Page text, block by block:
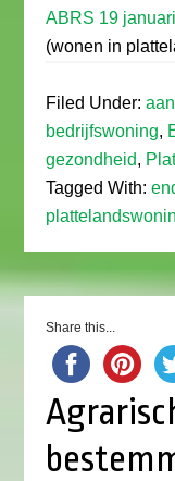
ABRS 19
(wonen in
Filed Under:
bedrijfswoning,
gezondheid,
Tagged With:
Share this...